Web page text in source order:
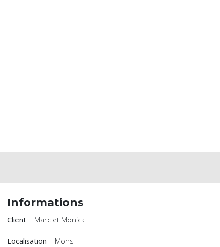
Informations
Client | Marc et Monica
Localisation | Mons